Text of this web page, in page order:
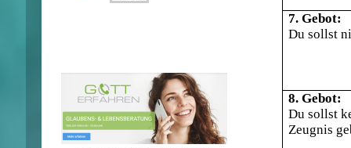
7. Gebot:
Du sollst
8. Gebot:
Du sollst
Zeugnis